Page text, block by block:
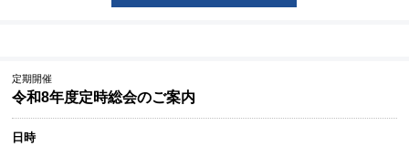
定期開催
令和8年度定時総会のご案内
日時